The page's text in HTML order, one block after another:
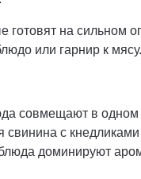
на сильном
или гарнир к
совмещают в
свинина с
доминируют